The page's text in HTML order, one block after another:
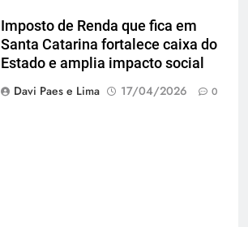
Imposto de Renda que fica em
Santa Catarina fortalece caixa do
Estado e amplia impacto social
Davi Paes e Lima
17/04/2026 0